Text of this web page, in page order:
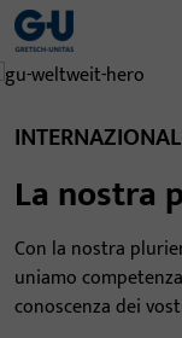
La nostra
Con la nostra
uniamo
conoscenza dei